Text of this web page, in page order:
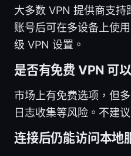
大多数 VPN 提供商支
账号后可在多设备上使
级 VPN 设置。
是否有免费 VPN 可
市场上有免费选项，但
日志收集等风险。不建
连接后仍能访问本地